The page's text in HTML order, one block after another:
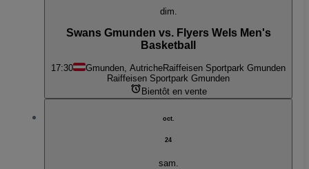
dim.
Swans Gmunden vs. Flyers Wels Men's
Basketball
17:30 Gmunden, AutricheRaiffeisen Sportpark Gmunden
Raiffeisen Sportpark Gmunden
Bientôt en vente
oct.
24
sam.